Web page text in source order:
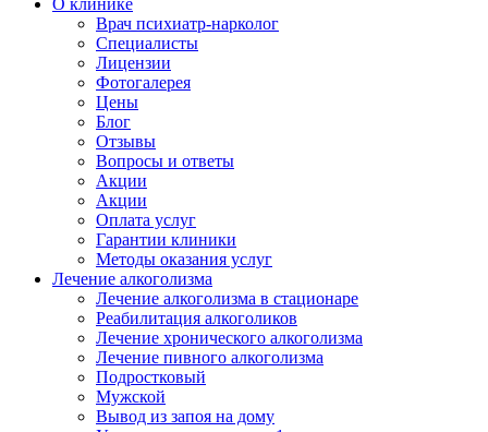
О клинике
Врач психиатр-нарколог
Специалисты
Лицензии
Фотогалерея
Цены
Блог
Отзывы
Вопросы и ответы
Акции
Акции
Оплата услуг
Гарантии клиники
Методы оказания услуг
Лечение алкоголизма
Лечение алкоголизма в стационаре
Реабилитация алкоголиков
Лечение хронического алкоголизма
Лечение пивного алкоголизма
Подростковый
Мужской
Вывод из запоя на дому